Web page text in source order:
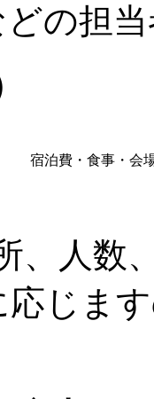
の担
宿泊費・食事・会
、人数
じま